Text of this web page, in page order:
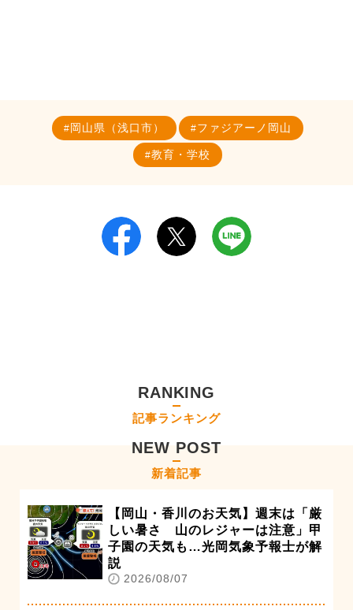
岡山県（浅口市） ファジアーノ岡山
教育・学校
RANKING
記事ランキング
NEW POST
新着記事
【岡山・香川のお天気】週末は「厳
しい暑さ 山のレジャーは注意」甲
子園の天気も…光岡気象予報士が解
説
2026/08/07